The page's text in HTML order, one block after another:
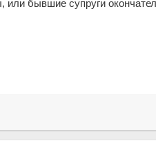
или бывшие супруги